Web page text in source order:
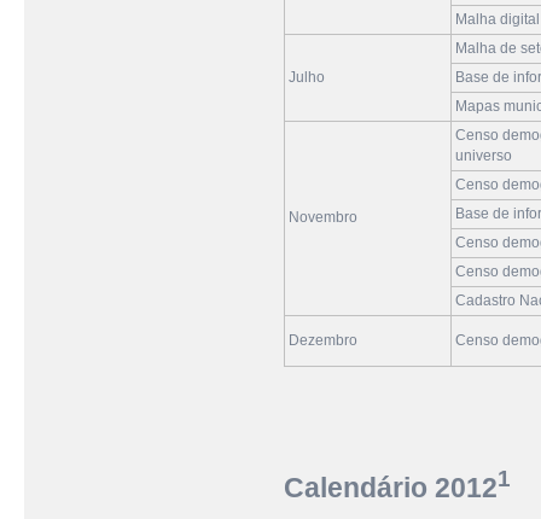
Malha
Julho
Malha de
Base de
Mapas
Novembro
Censo
universo
Censo
Base de
Censo
Censo
Cadastro
Dezembro Censo
Calendário 20121